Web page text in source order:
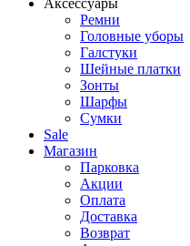
Аксессуары
Ремни
Головные уборы
Галстуки
Шейные платки
Зонты
Шарфы
Сумки
Sale
Магазин
Парковка
Акции
Оплата
Доставка
Возврат